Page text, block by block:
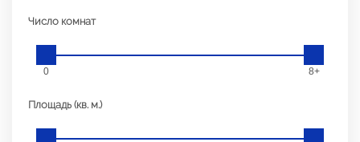
Число комнат
0 8+
Площадь (кв. м.)